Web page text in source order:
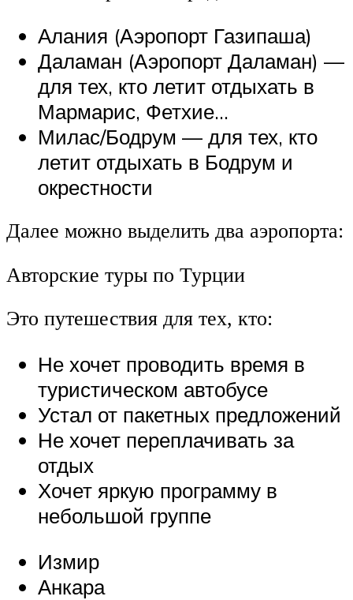
Алания (Аэропорт Газипаша)
Даламан (Аэропорт Даламан) —
для тех, кто летит отдыхать в
Мармарис, Фетхие…
Милас/Бодрум — для тех, кто
летит отдыхать в Бодрум и
окрестности
Далее можно выделить два аэропорта:
Авторские туры по Турции
Это путешествия для тех, кто:
Не хочет проводить время в
туристическом автобусе
Устал от пакетных предложений
Не хочет переплачивать за
отдых
Хочет яркую программу в
небольшой группе
Измир
Анкара